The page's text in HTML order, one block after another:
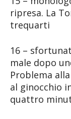
ripresa. La
trequarti
16 –
male dopo
Problema
al ginocchio
quattro